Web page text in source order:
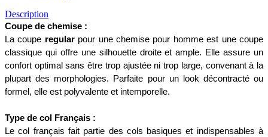
Description
Coupe de chemise :
La coupe regular pour une chemise pour homme est une coupe
classique qui offre une silhouette droite et ample. Elle assure un
confort optimal sans être trop ajustée ni trop large, convenant à la
plupart des morphologies. Parfaite pour un look décontracté ou
formel, elle est polyvalente et intemporelle.
Type de col Français :
Le col français fait partie des cols basiques et indispensables à